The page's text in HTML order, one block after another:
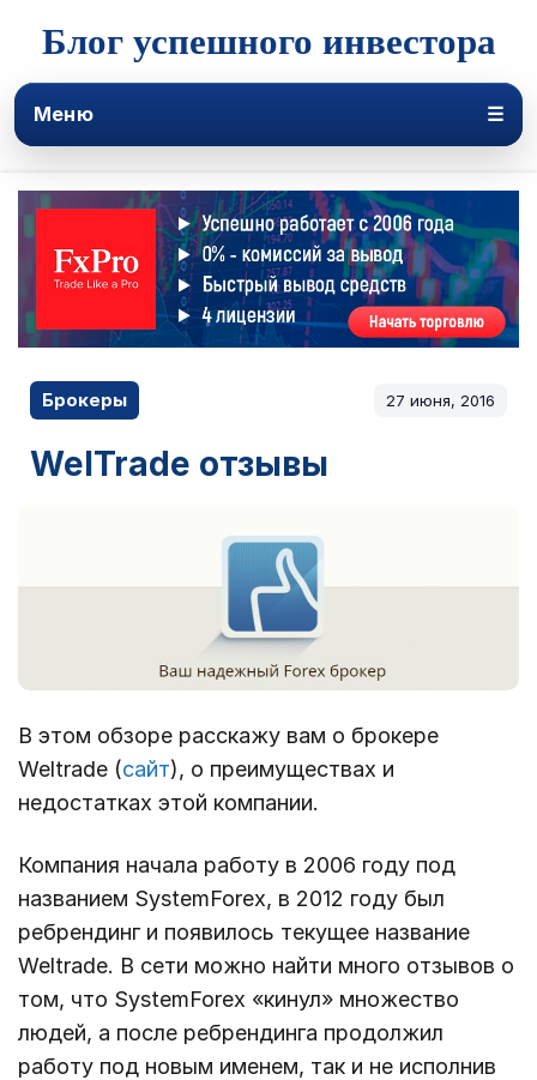
Блог успешного инвестора
Меню ☰
Брокеры 27 июня, 2016
WelTrade отзывы
В этом обзоре расскажу вам о брокере
Weltrade (сайт), о преимуществах и
недостатках этой компании.
Компания начала работу в 2006 году под
названием SystemForex, в 2012 году был
ребрендинг и появилось текущее название
Weltrade. В сети можно найти много отзывов о
том, что SystemForex «кинул» множество
людей, а после ребрендинга продолжил
работу под новым именем, так и не исполнив